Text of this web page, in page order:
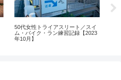
【2019年トライアスロン伊良湖大
会】Bタイプ完走レースレポート